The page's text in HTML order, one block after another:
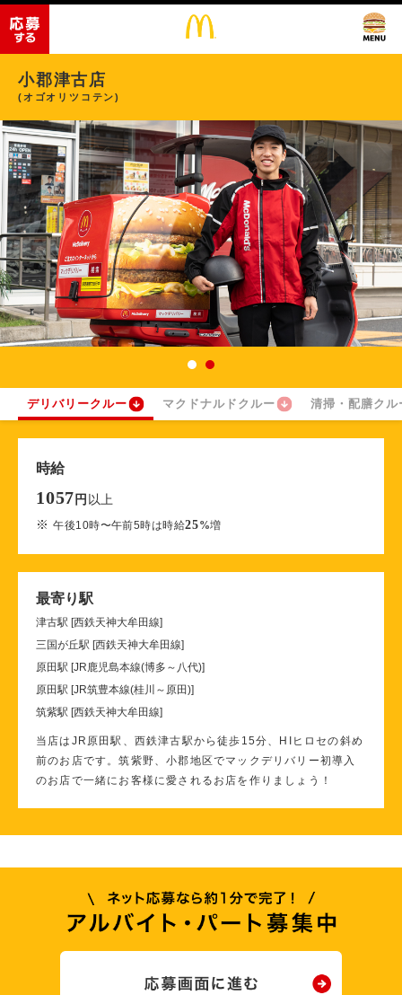
小郡津古店
(オゴオリツコテン)
デリバリークルー マクドナルドクルー 清掃・配膳クル
時給
1057 円 以上
※午後10時〜午前5時は時給25%増
最寄り駅
津古駅 [西鉄天神大牟田線]
三国が丘駅 [西鉄天神大牟田線]
原田駅 [JR鹿児島本線(博多～八代)]
原田駅 [JR筑豊本線(桂川～原田)]
筑紫駅 [西鉄天神大牟田線]
当店はJR原田駅、西鉄津古駅から徒歩15分、HIヒロセの斜め
前のお店です。筑紫野、小郡地区でマックデリバリー初導入
のお店で一緒にお客様に愛されるお店を作りましょう！